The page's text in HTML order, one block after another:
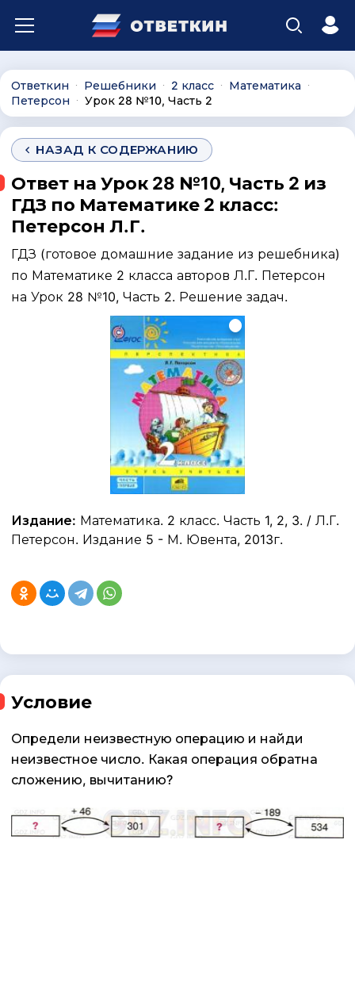
Ответкин ∙ Решебники ∙ 2 класс ∙ Математика ∙
Петерсон ∙ Урок 28 №10, Часть 2
НАЗАД К СОДЕРЖАНИЮ
Ответ на Урок 28 №10, Часть 2 из
ГДЗ по Математике 2 класс:
Петерсон Л.Г.
ГДЗ (готовое домашние задание из решебника)
по Математике 2 класса авторов Л.Г. Петерсон
на Урок 28 №10, Часть 2. Решение задач.
Издание: Математика. 2 класс. Часть 1, 2, 3. / Л.Г.
Петерсон. Издание 5 - М. Ювента, 2013г.
Условие
Определи неизвестную операцию и найди
неизвестное число. Какая операция обратна
сложению, вычитанию?